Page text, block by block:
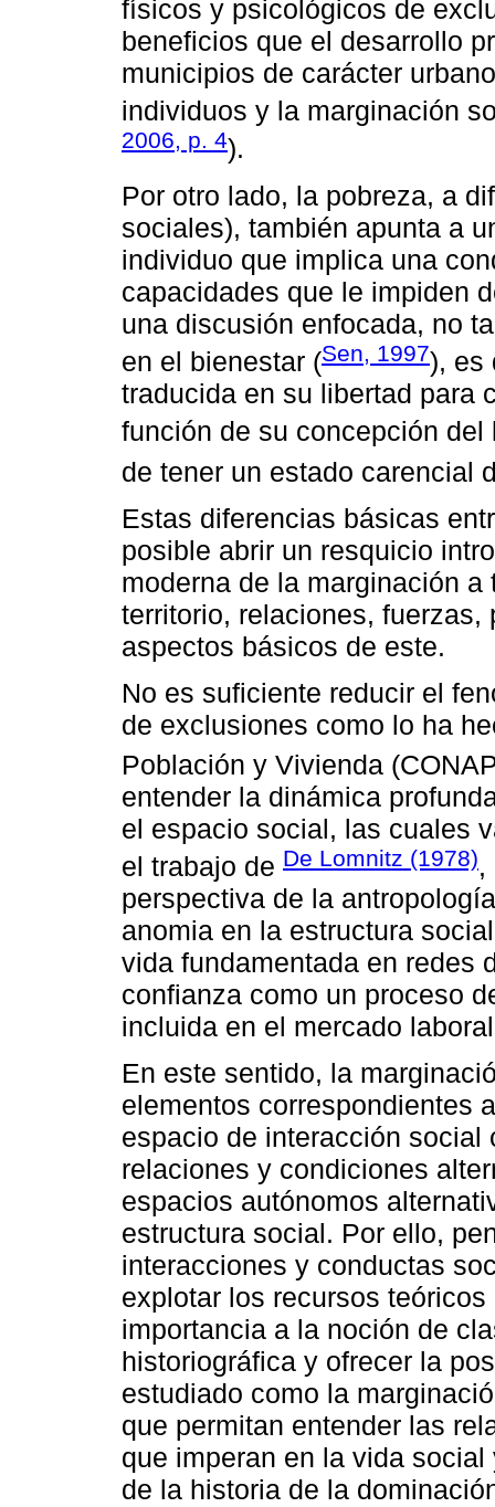
físicos y psicológicos de
beneficios que el desarrollo
municipios de carácter
individuos y la marginación
2006, p. 4).
Por otro lado, la pobreza, a
sociales), también apunta a
individuo que implica una
capacidades que le impiden
una discusión enfocada, no
en el bienestar (Sen, 1997), es
traducida en su libertad para
función de su concepción del
de tener un estado carencial
Estas diferencias básicas
posible abrir un resquicio
moderna de la marginación
territorio, relaciones,
aspectos básicos de este.
No es suficiente reducir el
de exclusiones como lo ha
Población y Vivienda
entender la dinámica
el espacio social, las cuales
el trabajo de De Lomnitz (1978),
perspectiva de la
anomia en la estructura
vida fundamentada en redes
confianza como un proceso
incluida en el mercado
En este sentido, la
elementos correspondientes
espacio de interacción social
relaciones y condiciones
espacios autónomos
estructura social. Por ello,
interacciones y conductas
explotar los recursos
importancia a la noción de
historiográfica y ofrecer la
estudiado como la
que permitan entender las
que imperan en la vida
de la historia de la